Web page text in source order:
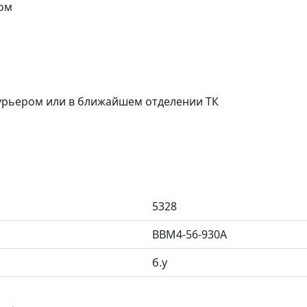
или в ближайшем отделении ТК
5328
BBM4-56-930A
б.у